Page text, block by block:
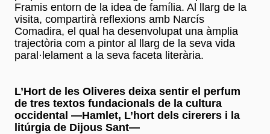
Framis entorn de la idea de família. Al llarg de la
visita, compartirà reflexions amb Narcís
Comadira, el qual ha desenvolupat una àmplia
trajectòria com a pintor al llarg de la seva vida
paral·lelament a la seva faceta literària.
L’Hort de les Oliveres deixa sentir el perfum
de tres textos fundacionals de la cultura
occidental —Hamlet, L’hort dels cirerers i la
litúrgia de Dijous Sant—